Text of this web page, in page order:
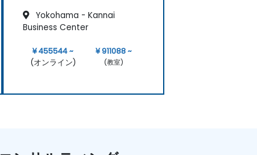
Yokohama - Kannai
Business Center
¥ 455544 ~
(オンライン)
¥ 911088 ~
(教室)